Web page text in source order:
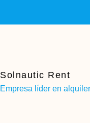
Solnautic Rent
Empresa líder en